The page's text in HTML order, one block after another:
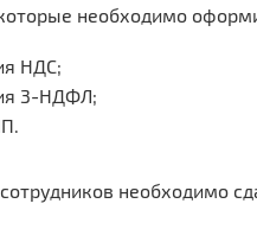
необходимо
НДС;
3-НДФЛ;
необходимо